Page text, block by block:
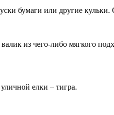
бумаги или другие
из чего-либо мягкого
елки – тигра.